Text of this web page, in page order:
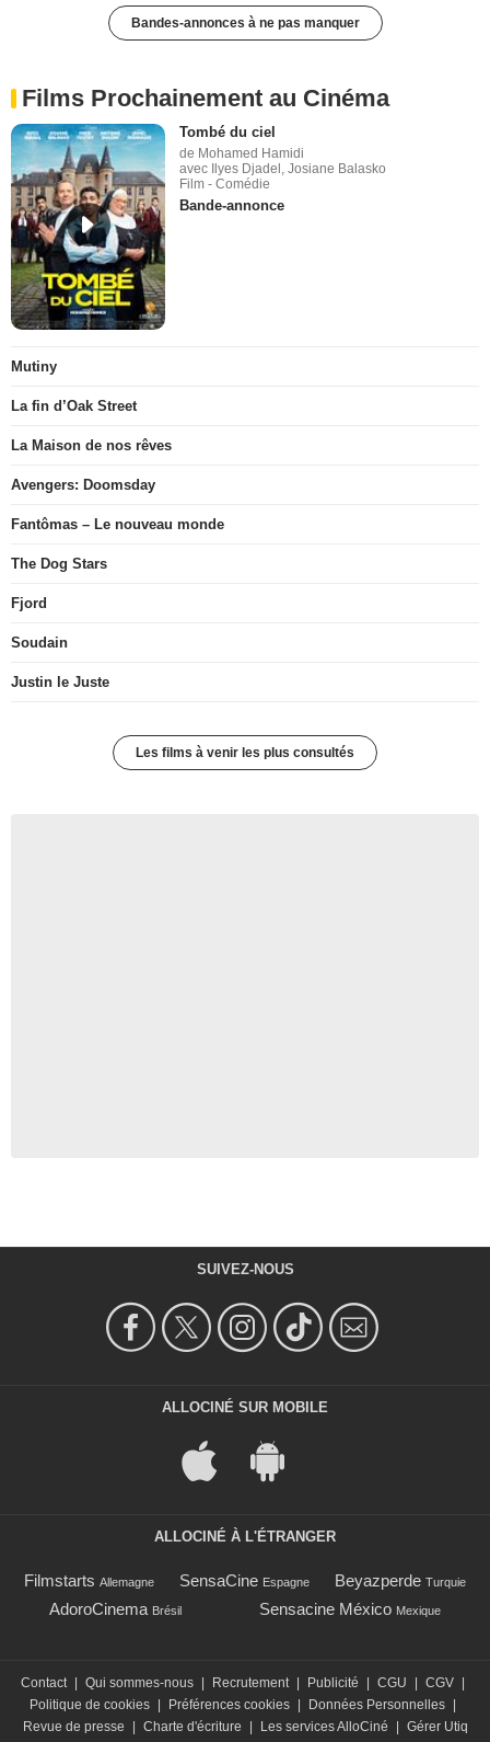
Bandes-annonces à ne pas manquer
Films Prochainement au Cinéma
Tombé du ciel
de Mohamed Hamidi
avec Ilyes Djadel, Josiane Balasko
Film - Comédie
Bande-annonce
Mutiny
La fin d’Oak Street
La Maison de nos rêves
Avengers: Doomsday
Fantômas – Le nouveau monde
The Dog Stars
Fjord
Soudain
Justin le Juste
Les films à venir les plus consultés
SUIVEZ-NOUS
ALLOCINÉ SUR MOBILE
ALLOCINÉ À L'ÉTRANGER
Filmstarts Allemagne SensaCine Espagne Beyazperde Turquie
AdoroCinema Brésil Sensacine México Mexique
Contact Qui sommes-nous Recrutement Publicité CGU CGV
Politique de cookies
Préférences cookies Données Personnelles
Revue de presse
Charte d'écriture Les services AlloCiné
Gérer Utiq